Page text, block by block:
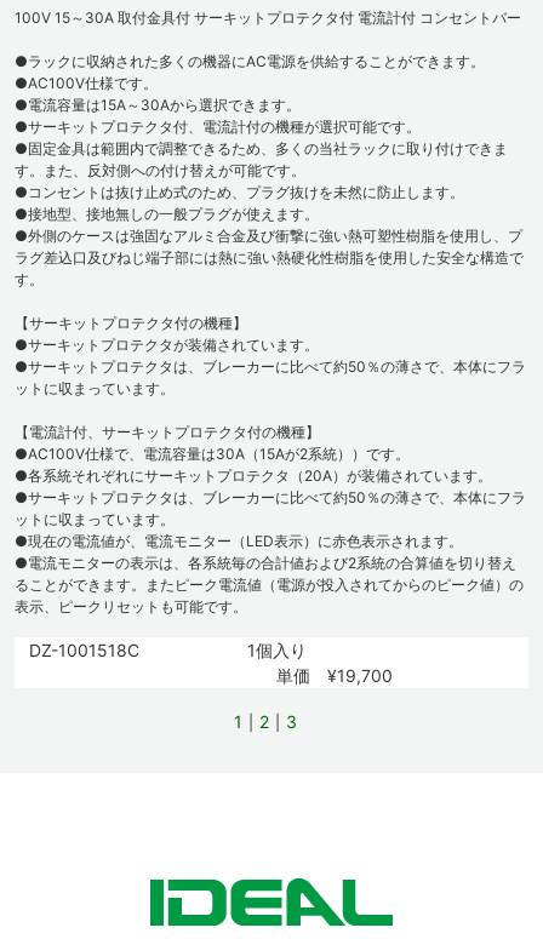
100V 15～30A 取付金具付 サーキットプロテクタ付 電流計付 コンセントバー
●ラックに収納された多くの機器にAC電源を供給することができます。
●AC100V仕様です。
●電流容量は15A～30Aから選択できます。
●サーキットプロテクタ付、電流計付の機種が選択可能です。
●固定金具は範囲内で調整できるため、多くの当社ラックに取り付けできま
す。また、反対側への付け替えが可能です。
●コンセントは抜け止め式のため、プラグ抜けを未然に防止します。
●接地型、接地無しの一般プラグが使えます。
●外側のケースは強固なアルミ合金及び衝撃に強い熱可塑性樹脂を使用し、プ
ラグ差込口及びねじ端子部には熱に強い熱硬化性樹脂を使用した安全な構造で
す。
【サーキットプロテクタ付の機種】
●サーキットプロテクタが装備されています。
●サーキットプロテクタは、ブレーカーに比べて約50％の薄さで、本体にフラ
ットに収まっています。
【電流計付、サーキットプロテクタ付の機種】
●AC100V仕様で、電流容量は30A（15Aが2系統））です。
●各系統それぞれにサーキットプロテクタ（20A）が装備されています。
●サーキットプロテクタは、ブレーカーに比べて約50％の薄さで、本体にフラ
ットに収まっています。
●現在の電流値が、電流モニター（LED表示）に赤色表示されます。
●電流モニターの表示は、各系統毎の合計値および2系統の合算値を切り替え
ることができます。またピーク電流値（電源が投入されてからのピーク値）の
表示、ピークリセットも可能です。
DZ-1001518C
1個入り
単価 ¥19,700
1 2 3